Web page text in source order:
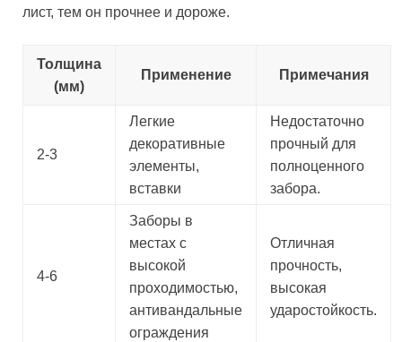
лист, тем он прочнее и дороже.
Толщина
(мм)
Применение Примечания
2-3
Легкие
декоративные
элементы,
вставки
Недостаточно
прочный для
полноценного
забора.
4-6
Заборы в
местах с
высокой
проходимостью,
антивандальные
ограждения
Отличная
прочность,
высокая
ударостойкость.